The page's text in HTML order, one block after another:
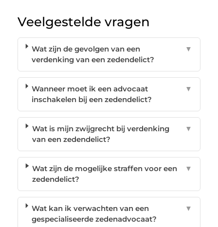
Veelgestelde vragen
Wat zijn de gevolgen van een
verdenking van een zedendelict?
▼
Wanneer moet ik een advocaat
inschakelen bij een zedendelict?
▼
Wat is mijn zwijgrecht bij verdenking
van een zedendelict?
▼
Wat zijn de mogelijke straffen voor een
zedendelict?
▼
Wat kan ik verwachten van een
gespecialiseerde zedenadvocaat?
▼